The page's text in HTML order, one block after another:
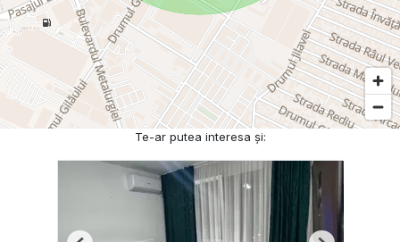
Te-ar putea interesa și: